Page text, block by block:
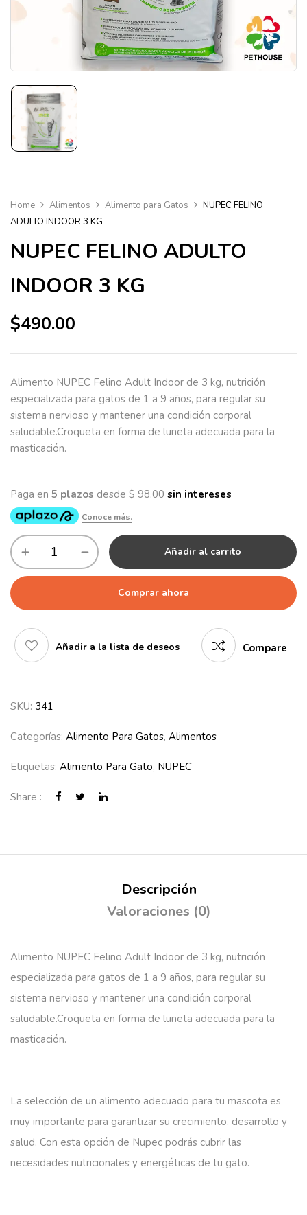
Home Alimentos Alimento para Gatos
NUPEC FELINO
ADULTO INDOOR 3 KG
NUPEC FELINO ADULTO
INDOOR 3 KG
$490.00
Alimento NUPEC Felino Adult Indoor de 3 kg, nutrición
especializada para gatos de 1 a 9 años, para regular su
sistema nervioso y mantener una condición corporal
saludable.Croqueta en forma de luneta adecuada para la
masticación.
Añadir al carrito
Comprar ahora
Añadir a la lista de deseos Compare
SKU: 341
Categorías: Alimento Para Gatos, Alimentos
Etiquetas: Alimento Para Gato, NUPEC
Share :
Descripción
Valoraciones (0)
Alimento NUPEC Felino Adult Indoor de 3 kg, nutrición
especializada para gatos de 1 a 9 años, para regular su
sistema nervioso y mantener una condición corporal
saludable.Croqueta en forma de luneta adecuada para la
masticación.
La selección de un alimento adecuado para tu mascota es
muy importante para garantizar su crecimiento, desarrollo y
salud. Con esta opción de Nupec podrás cubrir las
necesidades nutricionales y energéticas de tu gato.